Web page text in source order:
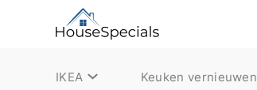
IKEA Keuken vernieuwen